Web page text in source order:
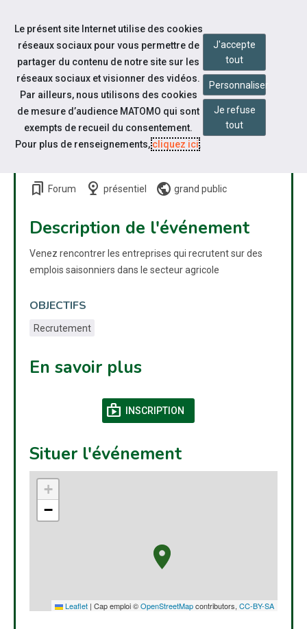
Aller au contenu
RENCONTRES EMPLOYEURS
POUR LA SAISON DES
bookmarks Forum nest_cam_indoor présentiel public grand public
Description de l'événement
Venez rencontrer les entreprises qui recrutent sur des
emplois saisonniers dans le secteur agricole
OBJECTIFS
Recrutement
En savoir plus
shop INSCRIPTION
Situer l'événement
+
−
Leaflet | Cap emploi ©OpenStreetMapcontributors, CC-BY-SA
Le présent site Internet utilise des cookies
réseaux sociaux pour vous permettre de
partager du contenu de notre site sur les
réseaux sociaux et visionner des vidéos.
Par ailleurs, nous utilisons des cookies
de mesure d’audience MATOMO qui sont
exempts de recueil du consentement.
Pour plus de renseignements,cliquez ici.
J'accepte
tout
Personnaliser
Je refuse
tout